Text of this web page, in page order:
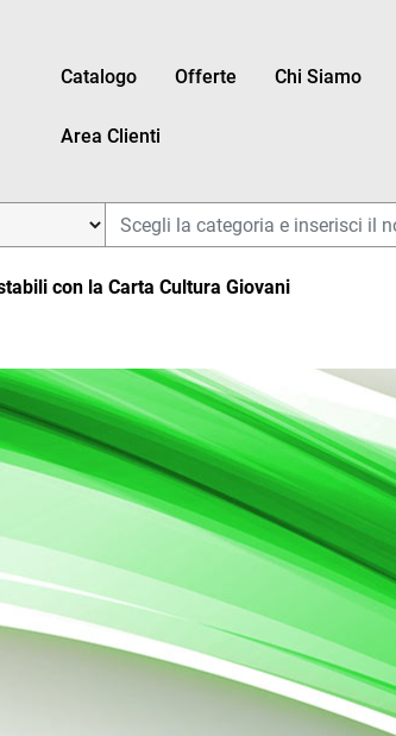
Catalogo Offerte Chi Siamo
Area Clienti
gli altri filtri disponibili.
con la Carta Cultura Giovani